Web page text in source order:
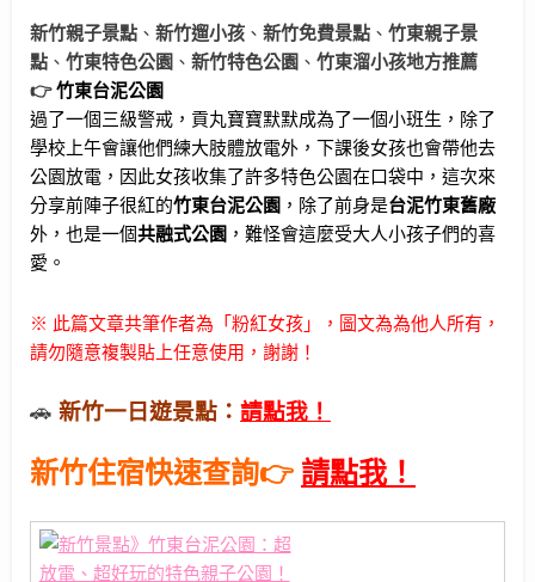
新竹親子景點 、 新竹遛小孩 、 新竹免費景點 、 竹東親子景
點 、 竹東特色公園 、 新竹特色公園 、 竹東溜小孩地方推薦
👉 竹東台泥公園
過了一個三級警戒，貢丸寶寶默默成為了一個小班生，除了
學校上午會讓他們練大肢體放電外，下課後女孩也會帶他去
公園放電，因此女孩收集了許多特色公園在口袋中，這次來
分享前陣子很紅的竹東台泥公園 ，除了前身是台泥竹東舊廠
外，也是一個共融式公園 ，難怪會這麼受大人小孩子們的喜
愛。
※ 此篇文章共筆作者為「粉紅女孩」，圖文為為他人所有，
請勿隨意複製貼上任意使用，謝謝！
🚗 新竹一日遊景點： 請點我！
新竹住宿快速查詢👉 請點我！